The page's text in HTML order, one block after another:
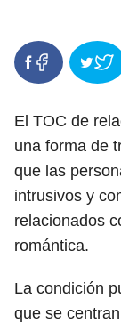
El TOC de
una forma de
que las
intrusivos y
relacionados
romántica.
La condición
que se